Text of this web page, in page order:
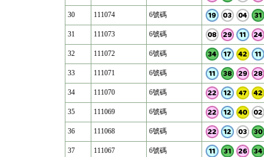
30 111074 6號碼
31 111073 6號碼
32 111072 6號碼
33 111071 6號碼
34 111070 6號碼
35 111069 6號碼
36 111068 6號碼
37 111067 6號碼